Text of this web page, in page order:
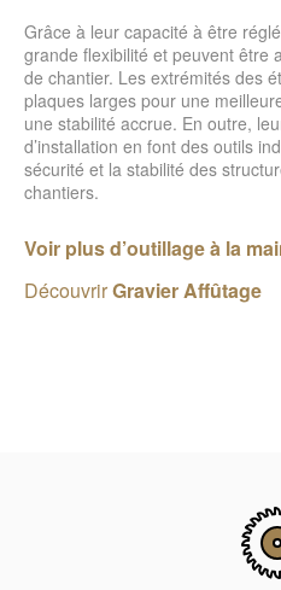
Grâce à leur capacité à être
grande flexibilité et peuvent être
de chantier. Les extrémités des
plaques larges pour une
une stabilité accrue. En outre,
d’installation en font des outils
sécurité et la stabilité des
chantiers.
Voir plus d’outillage à la
DécouvrirGravier Affûtage